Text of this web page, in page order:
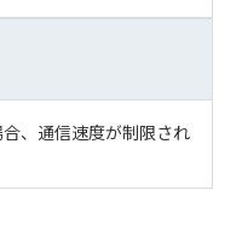
、通信速度が制限され